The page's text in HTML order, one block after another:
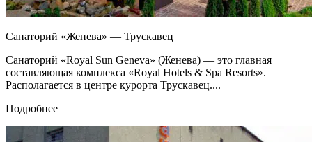
Санаторий «Женева» — Трускавец
Санаторий «Royal Sun Geneva» (Женева) — это главная
составляющая комплекса «Royal Hotels & Spa Resorts».
Располагается в центре курорта Трускавец....
Подробнее